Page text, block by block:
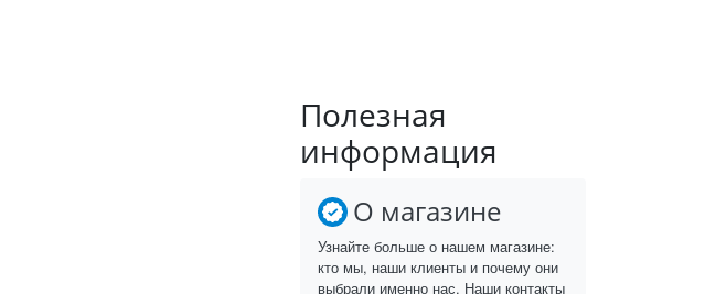
Полезная
информация
О магазине
Узнайте больше о нашем магазине:
кто мы, наши клиенты и почему они
выбрали именно нас. Наши контакты